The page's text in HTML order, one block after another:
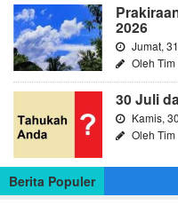
2026
Jumat,
Oleh
30 Juli
Kamis,
Oleh
Berita Populer